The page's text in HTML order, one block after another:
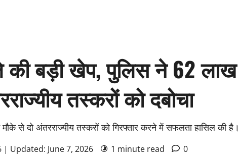
बड़ी खेप, पुलिस ने 62 लाख
तस्करों को दबोचा
से दो अंतरराज्यीय तस्करों को गिरफ्तार करने में सफलता हासिल की है।
| Updated: June 7, 2026 1 minute read 0